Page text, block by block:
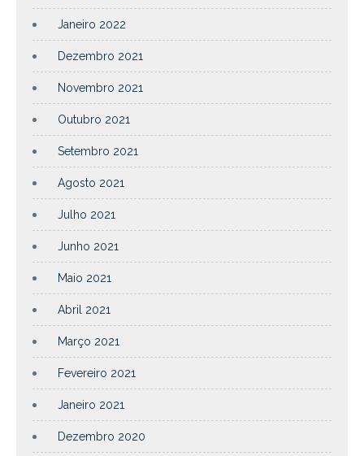
Janeiro 2022
Dezembro 2021
Novembro 2021
Outubro 2021
Setembro 2021
Agosto 2021
Julho 2021
Junho 2021
Maio 2021
Abril 2021
Março 2021
Fevereiro 2021
Janeiro 2021
Dezembro 2020